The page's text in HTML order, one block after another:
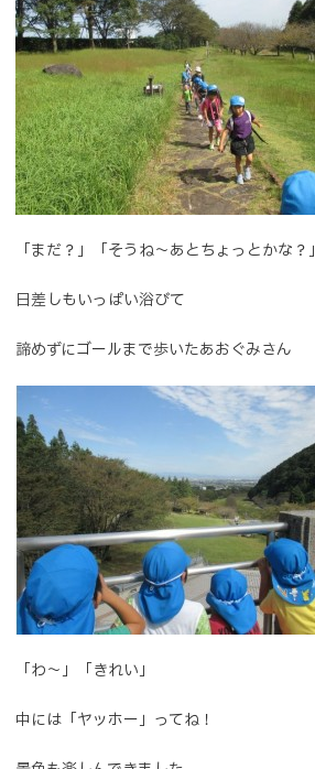
「まだ？」「そうね～あとちょっとかな？」
日差しもいっぱい浴びて
諦めずにゴールまで歩いたあおぐみさん
「わ～」「きれい」
中には「ヤッホー」ってね！